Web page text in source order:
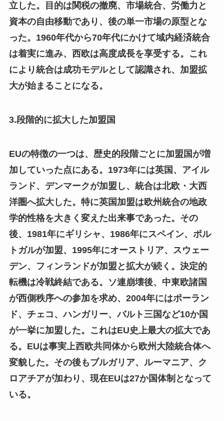
立した。目的は関税の撤廃、市場統合、労働力と
資本の自由移動であり、後の単一市場の原型とな
った。1960年代から70年代にかけて域内経済統合
は着実に進み、西欧は高度成長を享受する。これ
により統合は成功モデルとして認識され、加盟拡
大が始まることになる。
3.段階的に拡大した加盟国
EUの特徴の一つは、歴史的段階ごとに加盟国が増
加していった点にある。1973年には英国、アイル
ランド、デンマークが加盟し、統合は北欧・大西
洋圏へ拡大した。特に英国加盟は欧州統合の地政
学的性格を大きく変えた出来事であった。その
後、1981年にギリシャ、1986年にスペイン、ポル
トガルが加盟、1995年にオーストリア、スウェー
デン、フィンランドが加盟と拡大が続く。決定的
転機は冷戦終結である。ソ連崩壊後、中東欧諸国
が西側秩序への参加を求め、2004年にはポーラン
ド、チェコ、ハンガリー、バルト三国など10か国
が一挙に加盟した。これはEU史上最大の拡大であ
る。EUは事実上西欧共同体から欧州大陸統合体へ
変貌した。その後もブルガリア、ルーマニア、ク
ロアチアが加わり、現在EUは27か国体制となって
いる。